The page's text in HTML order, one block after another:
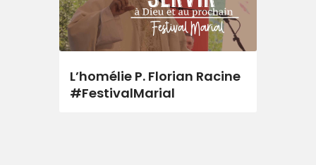
L’homélie P. Florian Racine
#FestivalMarial